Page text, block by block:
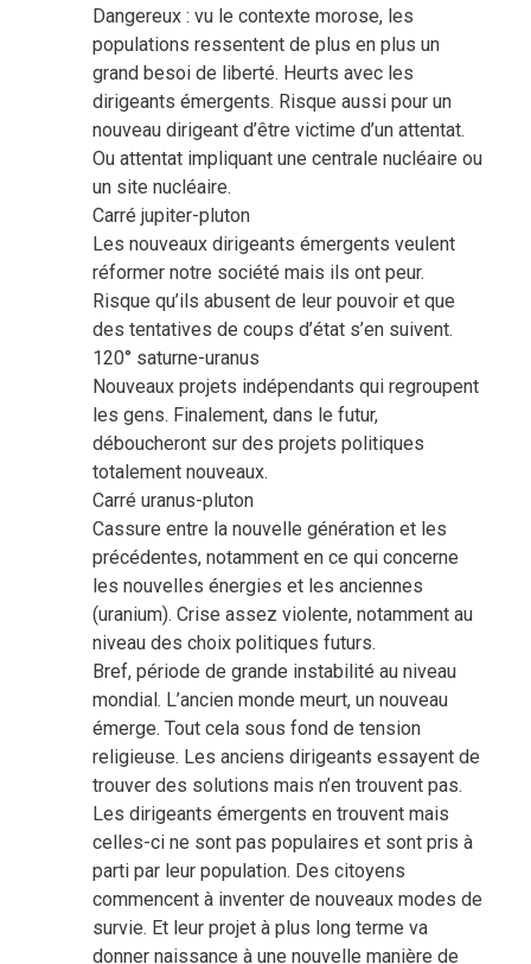
Dangereux : vu le contexte morose, les
populations ressentent de plus en plus un
grand besoi de liberté. Heurts avec les
dirigeants émergents. Risque aussi pour un
nouveau dirigeant d’être victime d’un attentat.
Ou attentat impliquant une centrale nucléaire ou
un site nucléaire.
Carré jupiter-pluton
Les nouveaux dirigeants émergents veulent
réformer notre société mais ils ont peur.
Risque qu’ils abusent de leur pouvoir et que
des tentatives de coups d’état s’en suivent.
120° saturne-uranus
Nouveaux projets indépendants qui regroupent
les gens. Finalement, dans le futur,
déboucheront sur des projets politiques
totalement nouveaux.
Carré uranus-pluton
Cassure entre la nouvelle génération et les
précédentes, notamment en ce qui concerne
les nouvelles énergies et les anciennes
(uranium). Crise assez violente, notamment au
niveau des choix politiques futurs.
Bref, période de grande instabilité au niveau
mondial. L’ancien monde meurt, un nouveau
émerge. Tout cela sous fond de tension
religieuse. Les anciens dirigeants essayent de
trouver des solutions mais n’en trouvent pas.
Les dirigeants émergents en trouvent mais
celles-ci ne sont pas populaires et sont pris à
parti par leur population. Des citoyens
commencent à inventer de nouveaux modes de
survie. Et leur projet à plus long terme va
donner naissance à une nouvelle manière de